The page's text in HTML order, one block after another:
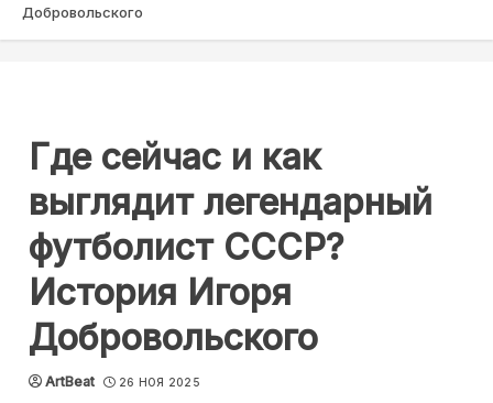
Добровольского
Где сейчас и как
выглядит легендарный
футболист СССР?
История Игоря
Добровольского
ArtBeat 26 НОЯ 2025